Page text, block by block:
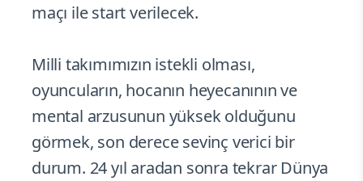
maçı ile start verilecek.
Milli takımımızın istekli olması,
oyuncuların, hocanın heyecanının ve
mental arzusunun yüksek olduğunu
görmek, son derece sevinç verici bir
durum. 24 yıl aradan sonra tekrar Dünya